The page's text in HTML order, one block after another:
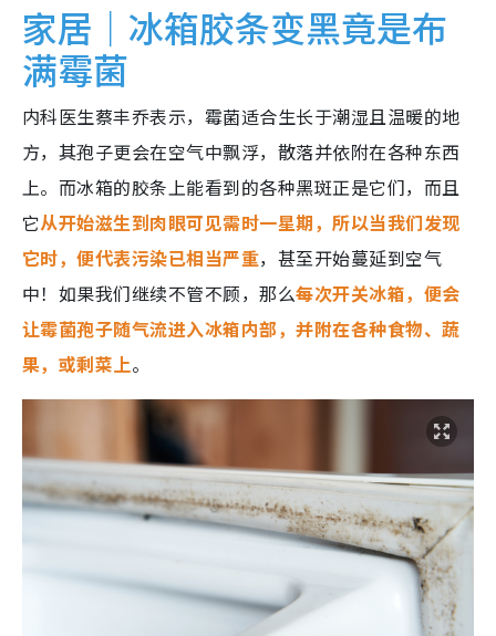
家居｜冰箱胶条变黑竟是布
满霉菌
内科医生蔡丰乔表示，霉菌适合生长于潮湿且温暖的地
方，其孢子更会在空气中飘浮，散落并依附在各种东西
上。而冰箱的胶条上能看到的各种黑斑正是它们，而且
它从开始滋生到肉眼可见需时一星期，所以当我们发现
它时，便代表污染已相当严重，甚至开始蔓延到空气
中！如果我们继续不管不顾，那么每次开关冰箱，便会
让霉菌孢子随气流进入冰箱内部，并附在各种食物、蔬
果，或剩菜上。